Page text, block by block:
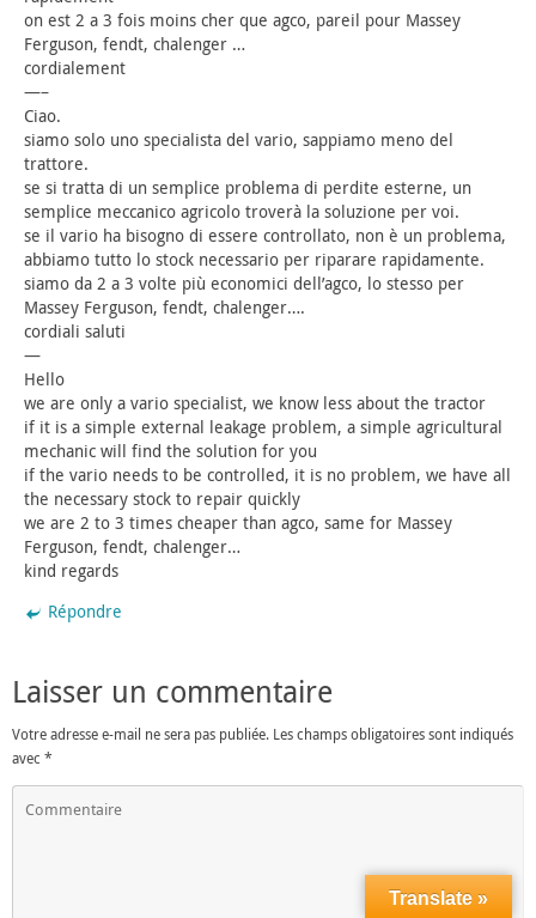
on est 2 a 3 fois moins cher que agco, pareil pour Massey
Ferguson, fendt, chalenger …
cordialement
—–
Ciao.
siamo solo uno specialista del vario, sappiamo meno del
trattore.
se si tratta di un semplice problema di perdite esterne, un
semplice meccanico agricolo troverà la soluzione per voi.
se il vario ha bisogno di essere controllato, non è un problema,
abbiamo tutto lo stock necessario per riparare rapidamente.
siamo da 2 a 3 volte più economici dell’agco, lo stesso per
Massey Ferguson, fendt, chalenger….
cordiali saluti
—
Hello
we are only a vario specialist, we know less about the tractor
if it is a simple external leakage problem, a simple agricultural
mechanic will find the solution for you
if the vario needs to be controlled, it is no problem, we have all
the necessary stock to repair quickly
we are 2 to 3 times cheaper than agco, same for Massey
Ferguson, fendt, chalenger…
kind regards
Répondre
Laisser un commentaire
Votre adresse e-mail ne sera pas publiée. Les champs obligatoires sont indiqués
avec *
Translate »